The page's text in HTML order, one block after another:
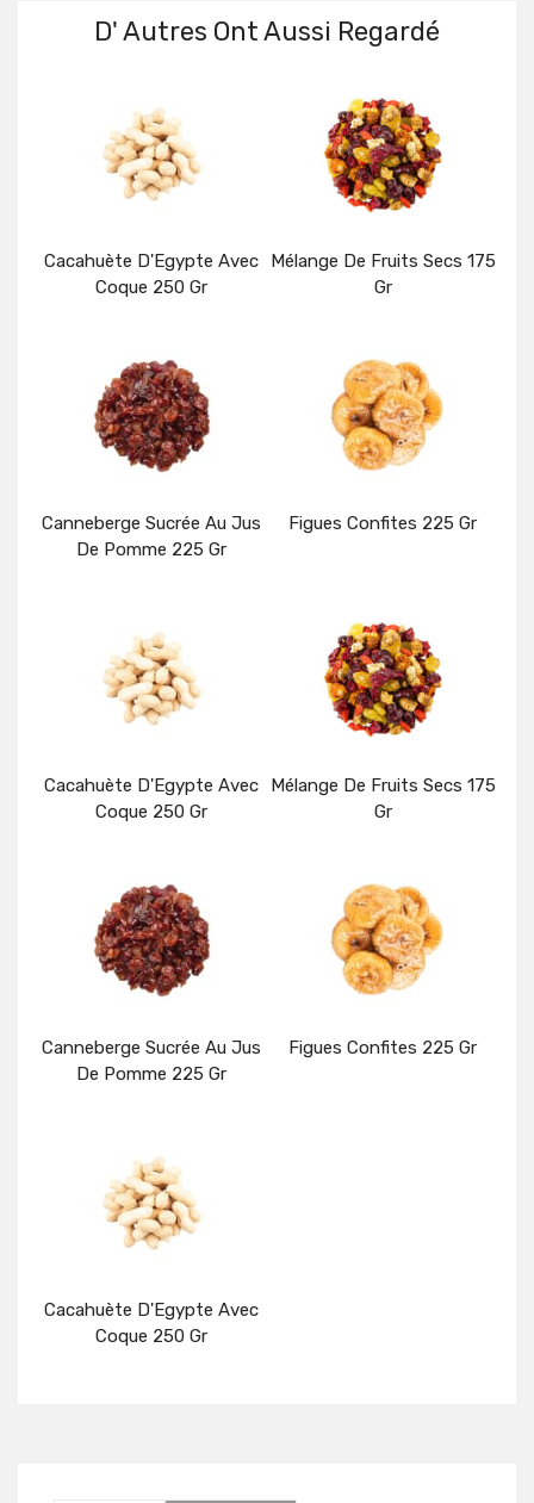
D' Autres Ont Aussi Regardé
Cacahuète D'Egypte Avec
Coque 250 Gr
Détails
Mélange De Fruits Secs 175
Gr
Détails
Canneberge Sucrée Au Jus
De Pomme 225 Gr
Figues Confites 225 Gr
Détails
Cacahuète D'Egypte Avec
Coque 250 Gr
Détails
Mélange De Fruits Secs 175
Gr
Détails
Canneberge Sucrée Au Jus
De Pomme 225 Gr
Figues Confites 225 Gr
Cacahuète D'Egypte Avec
Coque 250 Gr